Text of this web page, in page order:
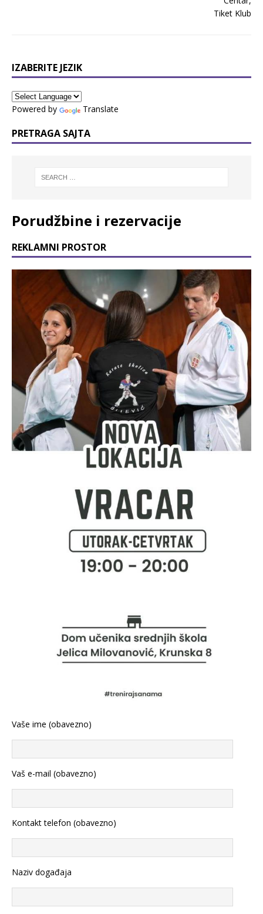
IZABERITE JEZIK
Powered by Translate
PRETRAGA SAJTA
Porudžbine i rezervacije
REKLAMNI PROSTOR
Vaše ime (obavezno)
Vaš e-mail (obavezno)
Kontakt telefon (obavezno)
Naziv događaja